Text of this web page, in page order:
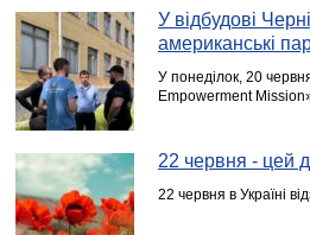
У відбудові
американські
У понеділок, 20
Empowerment
22 червня - цей
22 червня в Україні